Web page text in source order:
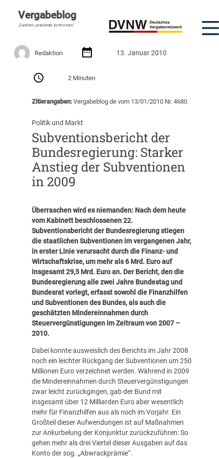
Vergabeblog
„Fundiert, praxisnah, kontrovers“
Redaktion 13. Januar 2010
2 Minuten
Zitierangaben:Vergabeblog.de vom 13/01/2010 Nr. 4680
Politik und Markt
Subventionsbericht der
Bundesregierung: Starker
Anstieg der Subventionen
in 2009
Überraschen wird es niemanden: Nach dem heute
vom Kabinett beschlossenen 22.
Subventionsbericht der Bundesregierung stiegen
die staatlichen Subventionen im vergangenen Jahr,
in erster Linie verursacht durch die Finanz- und
Wirtschaftskrise, um mehr als 6 Mrd. Euro auf
insgesamt 29,5 Mrd. Euro an. Der Bericht, den die
Bundesregierung alle zwei Jahre Bundestag und
Bundesrat vorlegt, erfasst sowohl die Finanzhilfen
und Subventionen des Bundes, als auch die
geschätzten Mindereinnahmen durch
Steuervergünstigungen im Zeitraum von 2007 –
2010.
Dabei konnte ausweislich des Berichts im Jahr 2008
noch ein leichter Rückgang der Subventionen um 250
Millionen Euro verzeichnet werden. Während in 2009
die Mindereinnahmen durch Steuervergünstigungen
zwar leicht zurückgingen, gab der Bund mit
insgesamt über 12 Milliarden Euro aber wesentlich
mehr für Finanzhilfen aus als noch im Vorjahr. Ein
Großteil dieser Aufwendungen ist auf Maßnahmen
zur Ankurbelung der Konjunktur zurückzuführen: So
gehen mehr als drei Viertel dieser Ausgaben auf das
Konto der sog. „Abwrackprämie“.